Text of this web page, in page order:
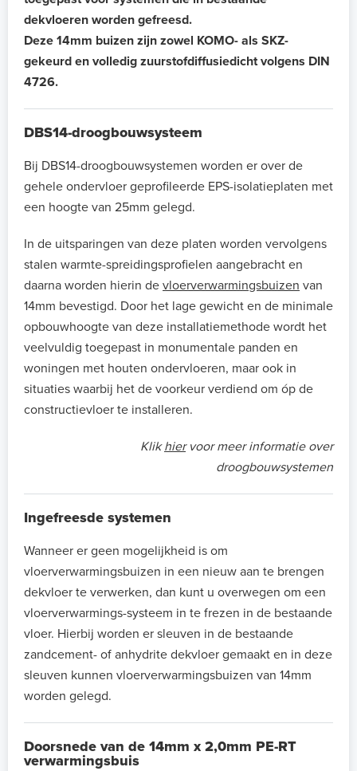
dekvloeren worden gefreesd.
Deze 14mm buizen zijn zowel KOMO- als SKZ-
gekeurd en volledig zuurstofdiffusiedicht volgens DIN
4726.
DBS14-droogbouwsysteem
Bij DBS14-droogbouwsystemen worden er over de
gehele ondervloer geprofileerde EPS-isolatieplaten met
een hoogte van 25mm gelegd.
In de uitsparingen van deze platen worden vervolgens
stalen warmte-spreidingsprofielen aangebracht en
daarna worden hierin de vloerverwarmingsbuizen van
14mm bevestigd. Door het lage gewicht en de minimale
opbouwhoogte van deze installatiemethode wordt het
veelvuldig toegepast in monumentale panden en
woningen met houten ondervloeren, maar ook in
situaties waarbij het de voorkeur verdiend om óp de
constructievloer te installeren.
Klikhiervoor meer informatie over
droogbouwsystemen
Ingefreesde systemen
Wanneer er geen mogelijkheid is om
vloerverwarmingsbuizen in een nieuw aan te brengen
dekvloer te verwerken, dan kunt u overwegen om een
vloerverwarmings-systeem in te frezen in de bestaande
vloer. Hierbij worden er sleuven in de bestaande
zandcement- of anhydrite dekvloer gemaakt en in deze
sleuven kunnen vloerverwarmingsbuizen van 14mm
worden gelegd.
Doorsnede van de 14mm x 2,0mm PE-RT
verwarmingsbuis